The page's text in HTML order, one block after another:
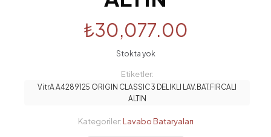
₺30,077.00
Stokta yok
Kategoriler: Lavabo Bataryaları
Etiketler:
VitrA A4289125 ORIGIN CLASSIC 3 DELIKLI LAV.BAT.FIRCALI
ALTIN